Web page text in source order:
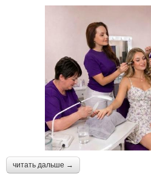
читать дальше →